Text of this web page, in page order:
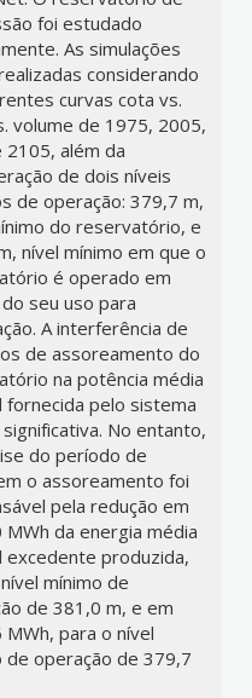
foi estudado
As simulações
considerando
curvas cota vs.
volume de 1975, 2005,
2105, além da
de dois níveis
de operação: 379,7 m,
do reservatório, e
nível mínimo em que o
é operado em
seu uso para
A interferência de
de assoreamento do
na potência média
fornecida pelo sistema
No entanto,
do período de
o assoreamento foi
pela redução em
MWh da energia média
excedente produzida,
mínimo de
de 381,0 m, e em
MWh, para o nível
de operação de 379,7